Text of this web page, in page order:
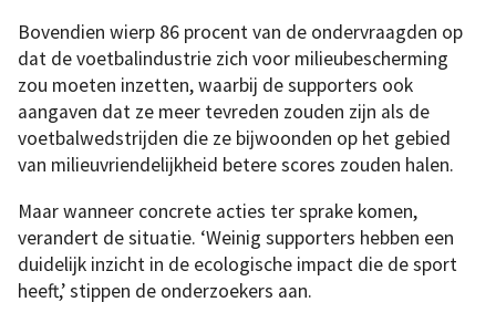
Bovendien wierp 86 procent van de ondervraagden op
dat de voetbalindustrie zich voor milieubescherming
zou moeten inzetten, waarbij de supporters ook
aangaven dat ze meer tevreden zouden zijn als de
voetbalwedstrijden die ze bijwoonden op het gebied
van milieuvriendelijkheid betere scores zouden halen.
Maar wanneer concrete acties ter sprake komen,
verandert de situatie. ‘Weinig supporters hebben een
duidelijk inzicht in de ecologische impact die de sport
heeft,’ stippen de onderzoekers aan.